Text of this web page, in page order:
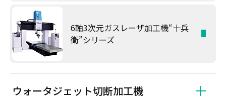
6軸3次元ガスレーザ加工機“十兵
衛”シリーズ
ウォータジェット切断加工機